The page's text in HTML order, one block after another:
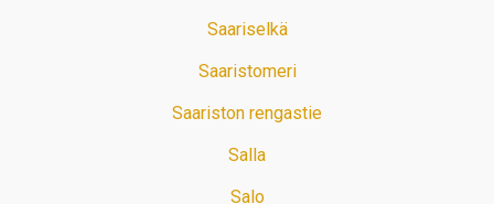
Saariselkä
Saaristomeri
Saariston rengastie
Salla
Salo